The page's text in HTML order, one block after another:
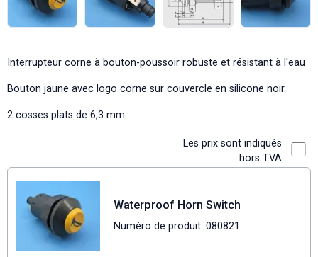
Interrupteur corne à bouton-poussoir robuste et résistant à l'eau
Bouton jaune avec logo corne sur couvercle en silicone noir.
2 cosses plats de 6,3 mm
Les prix sont indiqués
hors TVA
Waterproof Horn Switch
Numéro de produit: 080821